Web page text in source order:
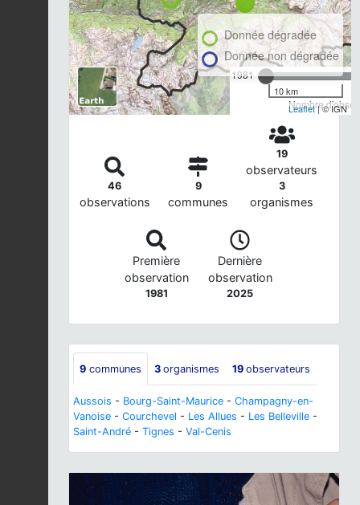
1981
Nombre
Donnée dégradée
Donnée non dégradée
10 km
Leaflet| © IGN
46
observations
9
communes
19
observateurs
3
organismes
Première
observation
1981
Dernière
observation
2025
9 communes 3 organismes 19 observateurs
Aussois - Bourg-Saint-Maurice - Champagny-en-
Vanoise - Courchevel - Les Allues - Les Belleville -
Saint-André - Tignes - Val-Cenis